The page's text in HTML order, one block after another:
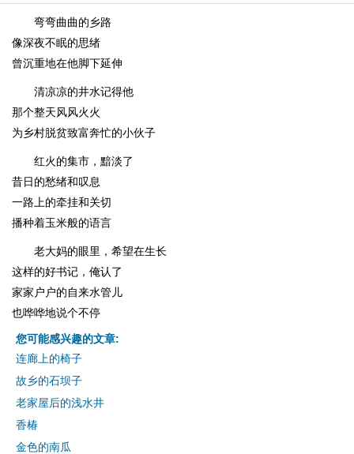
弯弯曲曲的乡路
像深夜不眠的思绪
曾沉重地在他脚下延伸
清凉凉的井水记得他
那个整天风风火火
为乡村脱贫致富奔忙的小伙子
红火的集市，黯淡了
昔日的愁绪和叹息
一路上的牵挂和关切
播种着玉米般的语言
老大妈的眼里，希望在生长
这样的好书记，俺认了
家家户户的自来水管儿
也哗哗地说个不停
您可能感兴趣的文章:
连廊上的椅子
故乡的石坝子
老家屋后的浅水井
香椿
金色的南瓜